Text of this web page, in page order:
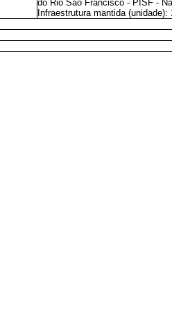
do Rio São Francisco - PISF -
Infraestrutura mantida (unidade):